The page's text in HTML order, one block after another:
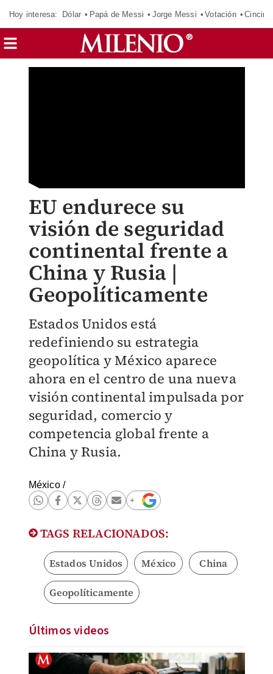
Hoy interesa: Dólar Papá de Messi Jorge Messi Votación
EU endurece su
visión de seguridad
continental frente a
China y Rusia |
Geopolíticamente
Estados Unidos está
redefiniendo su estrategia
geopolítica y México aparece
ahora en el centro de una nueva
visión continental impulsada por
seguridad, comercio y
competencia global frente a
China y Rusia.
México/
TAGS RELACIONADOS:
Estados Unidos México China
Geopolíticamente
Últimos videos